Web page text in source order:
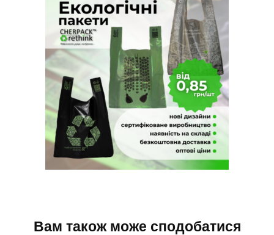
Вам також може сподобатися